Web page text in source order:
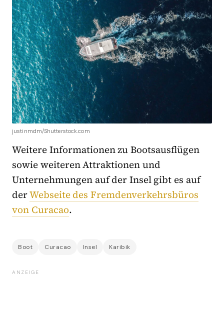
justinmdm/Shutterstock.com
Weitere Informationen zu Bootsausflügen
sowie weiteren Attraktionen und
Unternehmungen auf der Insel gibt es auf
derWebseite des Fremdenverkehrsbüros
von Curacao.
Boot Curacao Insel Karibik
ANZEIGE